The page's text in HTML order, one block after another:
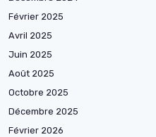
Février 2025
Avril 2025
Juin 2025
Août 2025
Octobre 2025
Décembre 2025
Février 2026